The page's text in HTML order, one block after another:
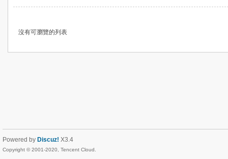
沒有可瀏覽的列表
Powered by Discuz! X3.4
Copyright © 2001-2020, Tencent Cloud.